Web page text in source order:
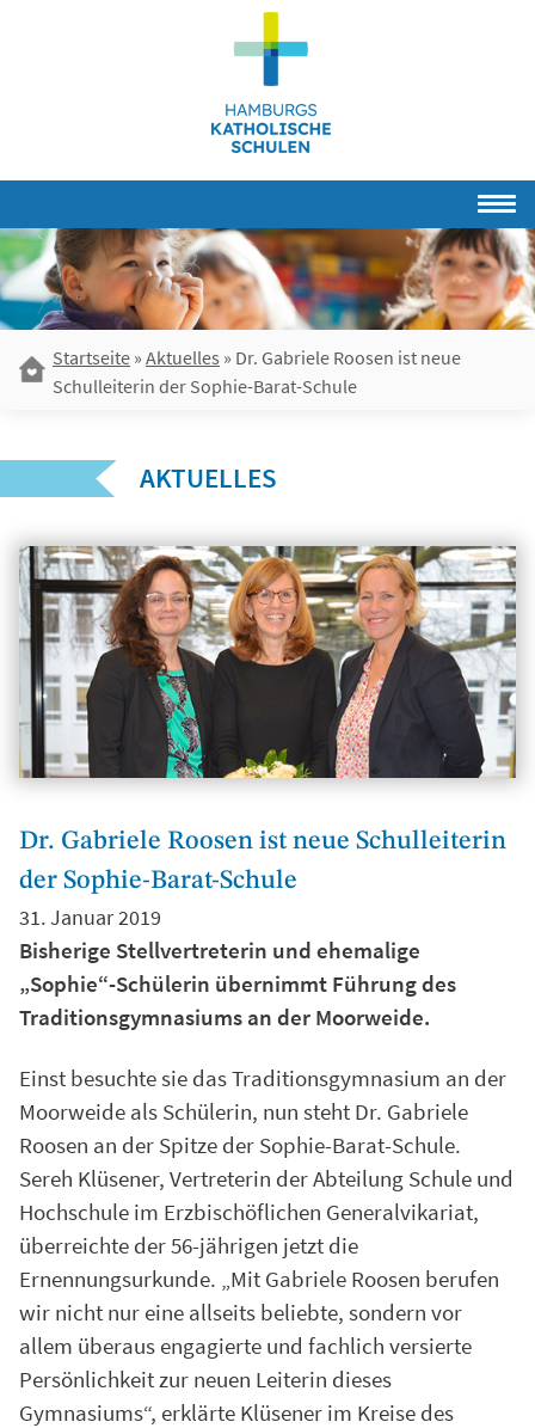
Startseite » Aktuelles » Dr. Gabriele Roosen ist neue
Schulleiterin der Sophie-Barat-Schule
AKTUELLES
Dr. Gabriele Roosen ist neue Schulleiterin
der Sophie-Barat-Schule
31. Januar 2019
Bisherige Stellvertreterin und ehemalige
„Sophie“-Schülerin übernimmt Führung des
Traditionsgymnasiums an der Moorweide.
Einst besuchte sie das Traditionsgymnasium an der
Moorweide als Schülerin, nun steht Dr. Gabriele
Roosen an der Spitze der Sophie-Barat-Schule.
Sereh Klüsener, Vertreterin der Abteilung Schule und
Hochschule im Erzbischöflichen Generalvikariat,
überreichte der 56-jährigen jetzt die
Ernennungsurkunde. „Mit Gabriele Roosen berufen
wir nicht nur eine allseits beliebte, sondern vor
allem überaus engagierte und fachlich versierte
Persönlichkeit zur neuen Leiterin dieses
Gymnasiums“, erklärte Klüsener im Kreise des